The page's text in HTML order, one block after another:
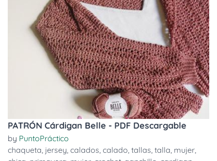
PATRÓN Cárdigan Belle - PDF Descargable
by PuntoPráctico
chaqueta, jersey, calados, calado, tallas, talla, mujer,